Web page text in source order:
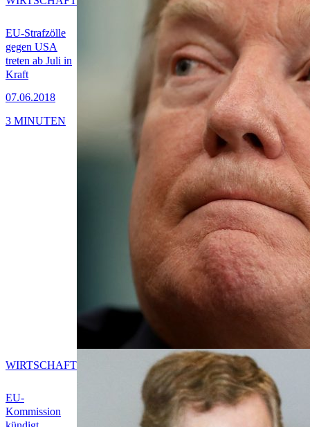
EU-Strafzölle
gegen USA
treten ab Juli in
Kraft
07.06.2018
3 MINUTEN
EU-
Kommission
WIRTSCHAFT